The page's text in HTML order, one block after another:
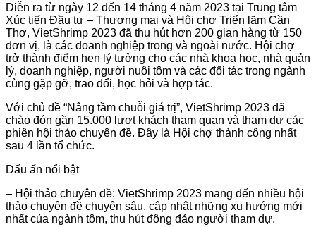
Diễn ra từ ngày 12 đến 14 tháng 4 năm 2023 tại Trung tâm
Xúc tiến Đầu tư – Thương mại và Hội chợ Triển lãm Cần
Thơ, VietShrimp 2023 đã thu hút hơn 200 gian hàng từ 150
đơn vị, là các doanh nghiệp trong và ngoài nước. Hội chợ
trở thành điểm hẹn lý tưởng cho các nhà khoa học, nhà quản
lý, doanh nghiệp, người nuôi tôm và các đối tác trong ngành
cùng gặp gỡ, trao đổi, học hỏi và hợp tác.
Với chủ đề “Nâng tầm chuỗi giá trị”, VietShrimp 2023 đã
chào đón gần 15.000 lượt khách tham quan và tham dự các
phiên hội thảo chuyên đề. Đây là Hội chợ thành công nhất
sau 4 lần tổ chức.
Dấu ấn nổi bật
– Hội thảo chuyên đề: VietShrimp 2023 mang đến nhiều hội
thảo chuyên đề chuyên sâu, cập nhật những xu hướng mới
nhất của ngành tôm, thu hút đông đảo người tham dự.